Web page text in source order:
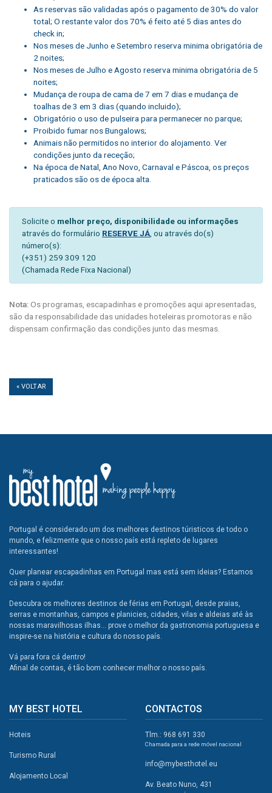
As reservas são validadas após o pagamento de 30% do valor
total; O restante valor dos 70% é feito até 5 dias antes do
check in;
Nos meses de Junho e Setembro reserva minima obrigatória de
2 noites;
Nos meses de Julho e Agosto reserva minima obrigatória de 5
noites;
Mudança de roupa de cama de 7 em 7 dias e mudança de
toalhas de 3 em 3 dias (quando incluido);
Obrigatório o uso de pulseira para permanecer no parque;
Proibido fumar nos Bungalows;
Animais não permitidos no interior do alojamento. Ver
condições junto da receção;
Na época de Natal, Ano Novo, Carnaval e Páscoa, os preços
praticados são os de época alta.
Solicite o melhor preço, disponibilidade ou informações
através do formulário RESERVE JÁ , ou através do(s)
número(s):
(+351) 259 309 120
(Chamada Rede Fixa Nacional)
Nota:Os programas, escapadinhas e promoções aqui apresentadas,
são da responsabilidade das unidades hoteleiras promotoras e não
dispensam confirmação das condições junto das mesmas.
« VOLTAR
Portugal é considerado um dos melhores destinos túristicos de todo o
mundo, e felizmente que o nosso país está repleto de lugares
interessantes!
Quer planear escapadinhas em Portugal mas está sem ideias? Estamos
cá para o ajudar.
Descubra os melhores destinos de férias em Portugal, desde praias,
serras e montanhas, campos e planicies, cidades, vilas e aldeias até às
nossas maravilhosas ilhas... prove o melhor da gastronomia portuguesa e
inspire-se na história e cultura do nosso país.
Vá para fora cá dentro!
Afinal de contas, é tão bom conhecer melhor o nosso país.
MY BEST HOTEL
Hoteis
Turismo Rural
Alojamento Local
CONTACTOS
Tlm.: 968 691 330
Chamada para a rede móvel nacional
info@mybesthotel.eu
Av. Beato Nuno, 431